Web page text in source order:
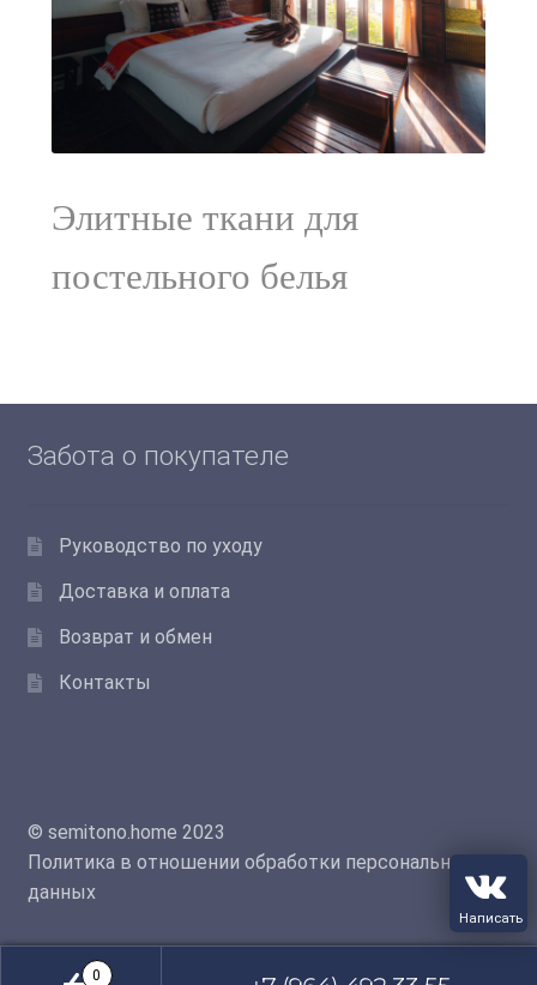
Элитные ткани для
постельного белья
Забота о покупателе
Руководство по уходу
Доставка и оплата
Возврат и обмен
Контакты
© semitono.home 2023
Политика в отношении обработки персональных
данных
0